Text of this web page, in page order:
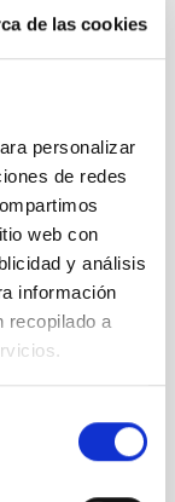
de las cookies
personalizar
de redes
web con
y análisis
información
recopilado a
Economics